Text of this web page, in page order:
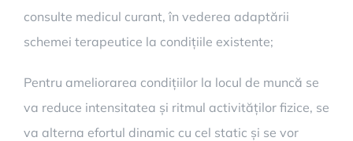
consulte medicul curant, în vederea adaptării
schemei terapeutice la condițiile existente;
Pentru ameliorarea condițiilor la locul de muncă se
va reduce intensitatea și ritmul activităților fizice, se
va alterna efortul dinamic cu cel static și se vor